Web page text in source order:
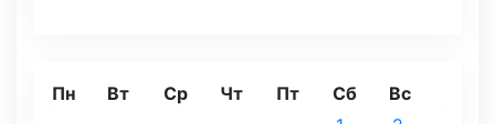
Пн Вт Ср Чт Пт Сб Вс